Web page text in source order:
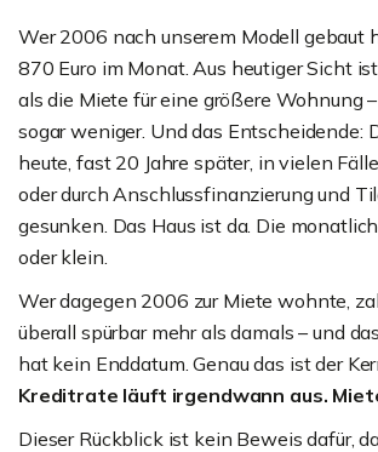
Wer 2006 nach unserem Modell gebaut
870 Euro im Monat. Aus heutiger Sicht
als die Miete für eine größere Wohnung
sogar weniger. Und das Entscheidende:
heute, fast 20 Jahre später, in vielen
oder durch Anschlussfinanzierung und
gesunken. Das Haus ist da. Die
oder klein.
Wer dagegen 2006 zur Miete wohnte,
überall spürbar mehr als damals – und
hat kein Enddatum. Genau das ist der
Kreditrate läuft irgendwann aus.
Dieser Rückblick ist kein Beweis dafür,